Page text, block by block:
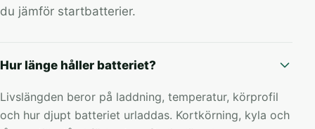
du jämför startbatterier.
Hur länge håller batteriet?
Livslängden beror på laddning, temperatur, körprofil
och hur djupt batteriet urladdas. Kortkörning, kyla och